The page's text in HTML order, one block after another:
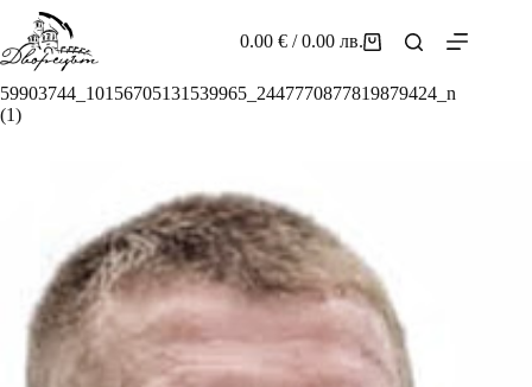
content
Shopping
0.00€ / 0.00 лв.
59903744_10156705131539965_2447770877819879424_n
(1)